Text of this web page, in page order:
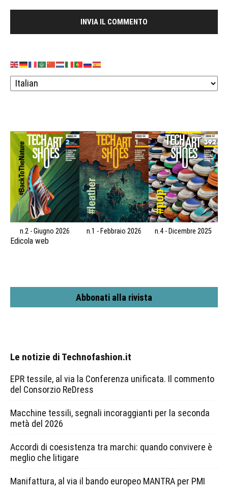
n.2 - Giugno 2026 n.1 - Febbraio 2026 n.4 - Dicembre 2025
Edicola web
Abbonati alla rivista
Le notizie di Technofashion.it
EPR tessile, al via la Conferenza unificata. Il commento
del Consorzio ReDress
Macchine tessili, segnali incoraggianti per la seconda
metà del 2026
Accordi di coesistenza tra marchi: quando convivere è
meglio che litigare
Manifattura, al via il bando europeo MANTRA per PMI